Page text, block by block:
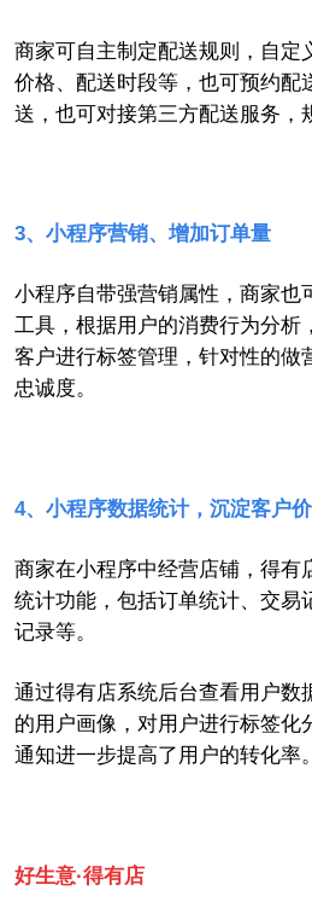
商家可自主制定配送规则，自定
价格、配送时段等，也可预约配
送，也可对接第三方配送服务 ，
3、小程序营销、增加订单量
小程序自带强营销属性，商家也
工具，根据用户的消费行为分析
客户进行标签管理，针对性的做
忠诚度。
4、小程序数据统计，沉淀客户
商家在小程序中经营店铺，得有
统计功能， 包括订单统计、交易
记录等。
通过得有店系统后台查看用户数
的用户画像， 对用户进行标签化
通知进一步提高了用户的转化率。
好生意·得有店